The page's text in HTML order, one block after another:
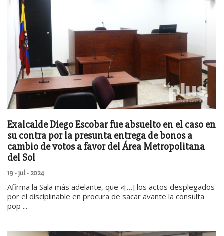
Exalcalde Diego Escobar fue absuelto en el caso en
su contra por la presunta entrega de bonos a
cambio de votos a favor del Área Metropolitana
del Sol
19 - jul - 2024
Afirma la Sala más adelante, que «[…] los actos desplegados
por el disciplinable en procura de sacar avante la consulta
pop ...